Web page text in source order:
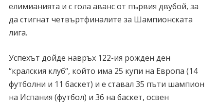
елимианията и с гола аванс от първия двубой, за
да стигнат четвъртфиналите за Шампионската
лига.
Успехът дойде навръх 122-ия рожден ден
“кралския клуб“, който има 25 купи на Европа (14
футболни и 11 баскет) и е ставал 35 пъти шампион
на Испания (футбол) и 36 на баскет, освен